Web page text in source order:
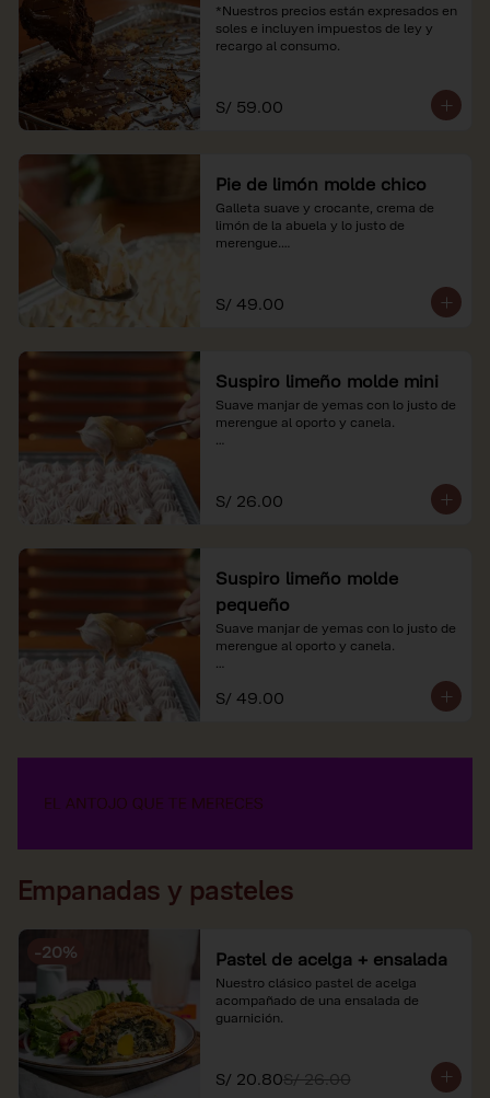
*Nuestros precios están expresados en
soles e incluyen impuestos de ley y
recargo al consumo.
S/ 59.00
Pie de limón molde chico
Galleta suave y crocante, crema de
limón de la abuela y lo justo de
merengue.
soles e incluyen impuestos de ley y
recargo al consumo.
S/ 49.00
Suspiro limeño molde mini
Suave manjar de yemas con lo justo de
merengue al oporto y canela.
S/ 26.00
Suspiro limeño molde
pequeño
Suave manjar de yemas con lo justo de
merengue al oporto y canela.
*Nuestros precios están expresados en
soles e incluyen impuestos de ley y
S/ 49.00
Empanadas y pasteles
-20% Pastel de acelga + ensalada
Nuestro clásico pastel de acelga
acompañado de una ensalada de
guarnición.
S/ 20.80S/ 26.00